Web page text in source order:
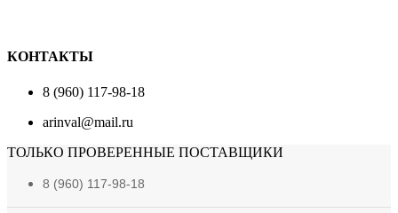
КОНТАКТЫ
8 (960) 117-98-18
arinval@mail.ru
ТОЛЬКО ПРОВЕРЕННЫЕ ПОСТАВЩИКИ
8 (960) 117-98-18